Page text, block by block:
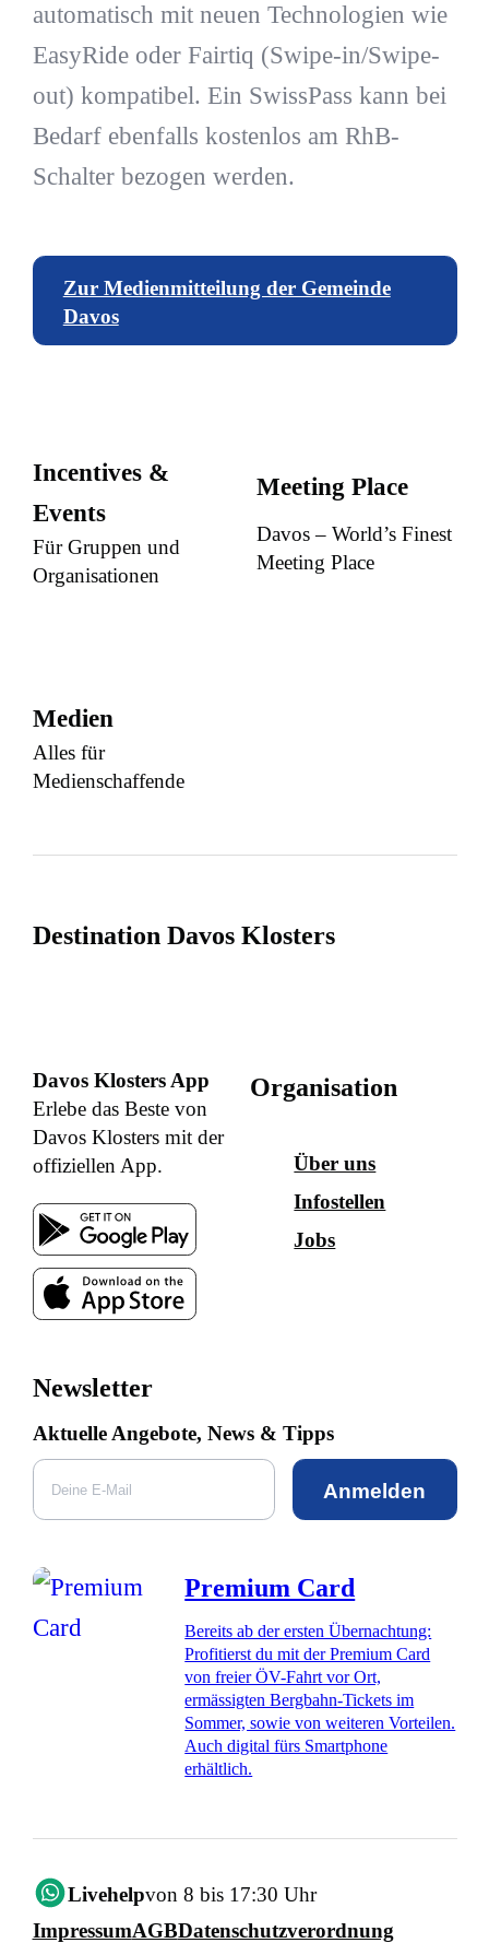
automatisch mit neuen Technologien wie
EasyRide oder Fairtiq (Swipe-in/Swipe-
out) kompatibel. Ein SwissPass kann bei
Bedarf ebenfalls kostenlos am RhB-
Schalter bezogen werden.
Zur Medienmitteilung der Gemeinde
Davos
Incentives &
Events
Für Gruppen und
Organisationen
Meeting Place
Davos – World’s Finest
Meeting Place
Medien
Alles für
Medienschaffende
Destination Davos Klosters
Davos Klosters App
Erlebe das Beste von
Davos Klosters mit der
offiziellen App.
Organisation
Über uns
Infostellen
Jobs
Newsletter
Aktuelle Angebote, News & Tipps
Anmelden
Premium Card
Bereits ab der ersten Übernachtung:
Profitierst du mit der Premium Card
von freier ÖV-Fahrt vor Ort,
ermässigten Bergbahn-Tickets im
Sommer, sowie von weiteren Vorteilen.
Auch digital fürs Smartphone
erhältlich.
Livehelpvon 8 bis 17:30 Uhr
ImpressumAGBDatenschutzverordnung